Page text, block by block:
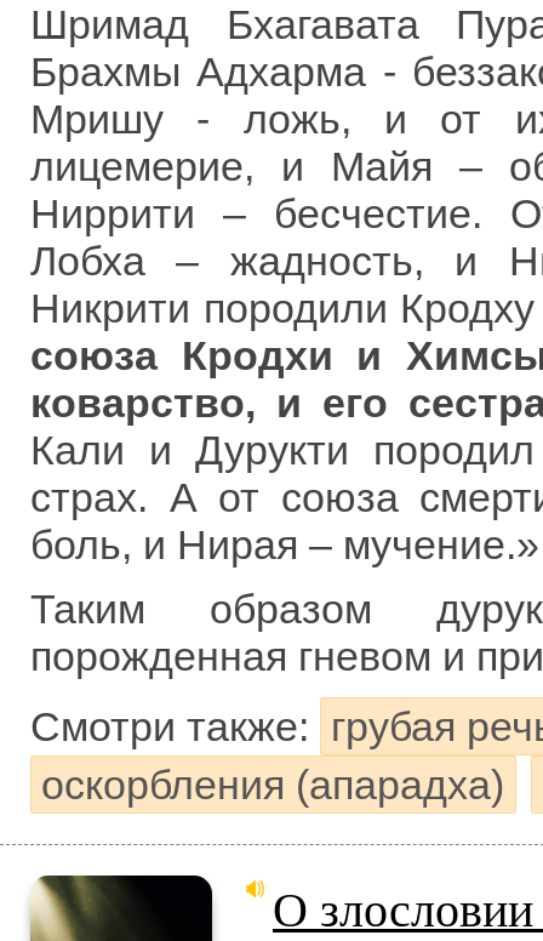
Шримад Бхагавата
Брахмы Адхарма -
Мришу - ложь, и от
лицемерие, и Mайя –
Ниррити – бесчестие.
Лобха – жадность, и
Никрити породили
союза Кродхи и
коварство, и его
Кали и Дурукти
страх. А от союза
боль, и Нирая – мучение.»
Таким образом
порожденная гневом и
Смотри также: грубая
оскорбления (апарадха)
О злословии